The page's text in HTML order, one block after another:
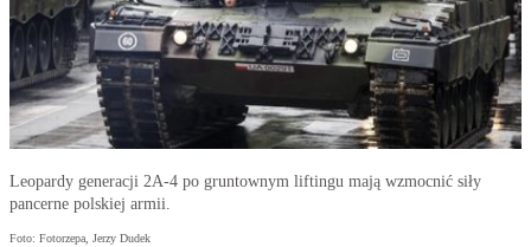
Leopardy generacji 2A-4 po gruntownym liftingu mają wzmocnić siły
pancerne polskiej armii.
Foto: Fotorzepa, Jerzy Dudek